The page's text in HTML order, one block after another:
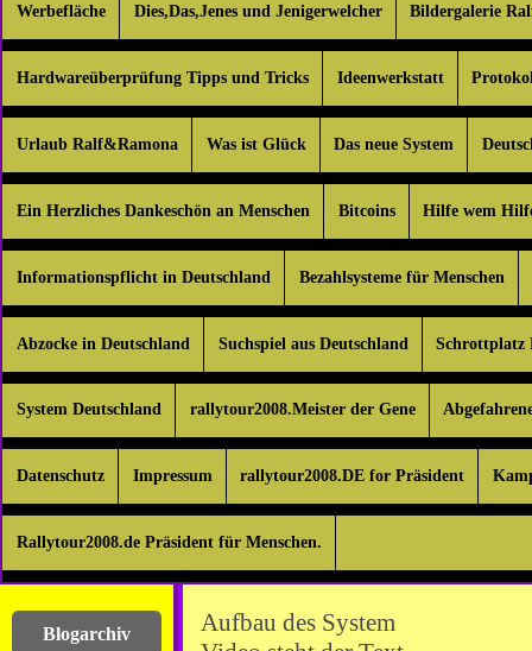
Werbefläche Dies,Das,Jenes und Jenigerwelcher Bildergalerie
Hardwareüberprüfung Tipps und Tricks Ideenwerkstatt
Urlaub Ralf&Ramona Was ist Glück Das neue System
Ein Herzliches Dankeschön an Menschen Bitcoins Hilfe wem
Informationspflicht in Deutschland Bezahlsysteme für Menschen
Abzocke in Deutschland Suchspiel aus Deutschland Schrottplatz
System Deutschland rallytour2008.Meister der Gene
Datenschutz Impressum rallytour2008.DE for Präsident
Rallytour2008.de Präsident für Menschen.
Blogarchiv
Aufbau des